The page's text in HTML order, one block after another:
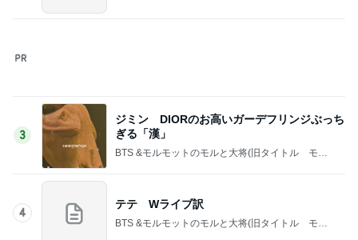
3
ジミン DIORのお高いガーデフリンジぶっち
ぎる「漢」
BTS &モルモットのモルと大将(旧タイトル モモ
4
テテ Wライブ訳
BTS &モルモットのモルと大将(旧タイトル モモ